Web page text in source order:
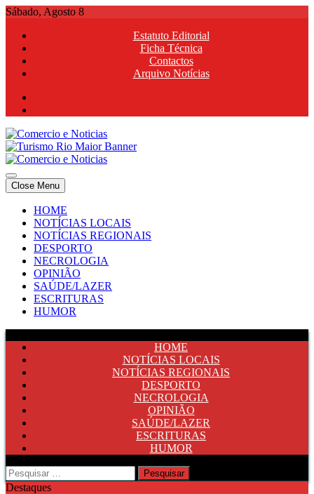
Skip
content
Sábado, Agosto 8
Estatuto Editorial
Ficha Técnica
Contactos
Arquivo Notícias
Comercio e Noticias
Notícias e Publicidade Online
Comercio e Noticias
Notícias e Publicidade Online
Close Menu
HOME
NOTÍCIAS LOCAIS
NOTÍCIAS REGIONAIS
DESPORTO
NECROLOGIA
OPINIÃO
SAÚDE/LAZER
ESCRITURAS
HUMOR
HOME
NOTÍCIAS LOCAIS
NOTÍCIAS REGIONAIS
DESPORTO
NECROLOGIA
OPINIÃO
SAÚDE/LAZER
ESCRITURAS
HUMOR
Pesquisar
por:
Destaques